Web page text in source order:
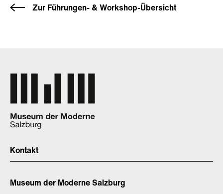
Zur Führungen- & Workshop-Übersicht
Kontakt
Museum der Moderne Salzburg